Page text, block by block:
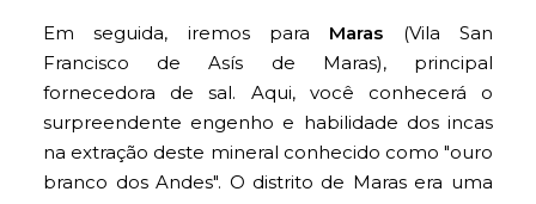
Em seguida, iremos para Maras (Vila San
Francisco de Asís de Maras), principal
fornecedora de sal. Aqui, você conhecerá o
surpreendente engenho e habilidade dos incas
na extração deste mineral conhecido como "ouro
branco dos Andes". O distrito de Maras era uma